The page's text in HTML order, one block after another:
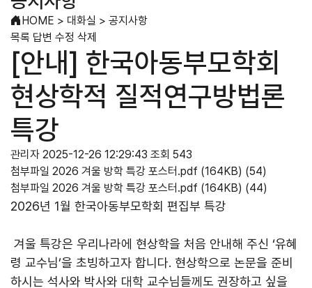
HOME > 대화실 > 공지사항
목록 답변 수정 삭제
[안내] 한국아동부모학회
현상학적 질적연구방법론
특강
관리자 2025-12-26 12:29:43 조회 543
첨부파일 2026 겨울 방학 특강 포스터.pdf (164KB) (54)
첨부파일 2026 겨울 방학 특강 포스터.pdf (164KB) (44)
2026년 1월 한국아동부모학회 편집부 특강
겨울 특강은 우리나라에 현상학을 처음 안내해 주신 ‘유혜
령 교수님’을 초빙하고자 합니다. 현상학으로 논문을 준비
하시는 석사와 박사와 대학 교수님들께도 권장하고 싶을